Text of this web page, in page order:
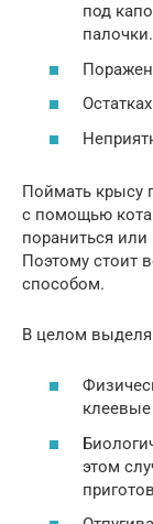
под
палочки.
Поймать крысу
с помощью
пораниться
Поэтому стоит
способом.
В целом
этом